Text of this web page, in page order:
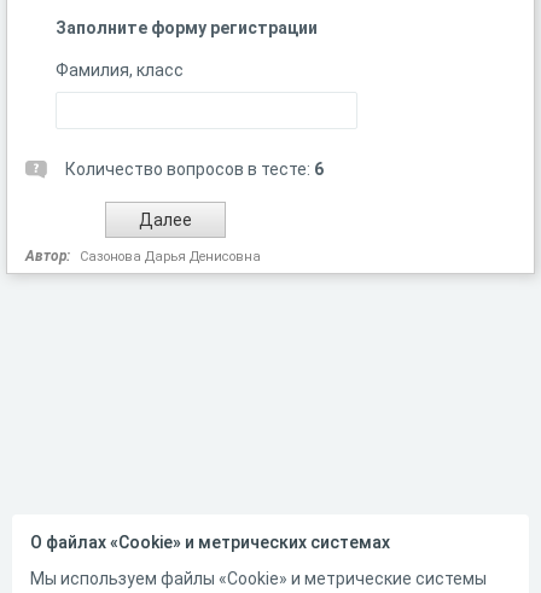
Заполните форму регистрации
Фамилия, класс
Количество вопросов в тесте: 6
Автор: Сазонова Дарья Денисовна
О файлах «Cookie» и метрических системах
Мы используем файлы «Cookie» и метрические системы